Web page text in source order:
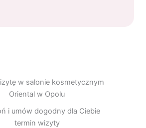
w salonie kosmetycznym
Oriental w Opolu
i umów dogodny dla Ciebie
termin wizyty